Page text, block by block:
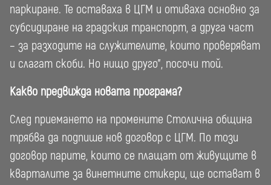
паркиране. Те оставаха в ЦГМ и отиваха основно за
субсидиране на градския транспорт, а друга част
– за разходите на служителите, които проверяват
и слагат скоби. Но нищо друго”, посочи той.
Какво предвижда новата програма?
След приемането на промените Столична община
трябва да подпише нов договор с ЦГМ. По този
договор парите, които се плащат от живущите в
кварталите за винетните стикери, ще остават в